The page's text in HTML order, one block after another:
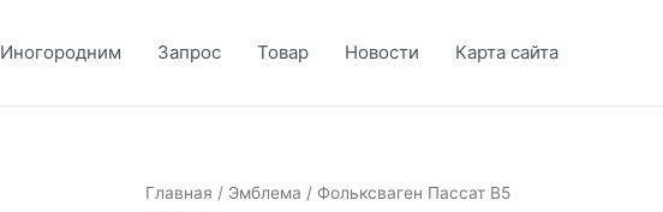
Иногородним Запрос Товар Новости Карта сайта
Главная / Эмблема / Фольксваген Пассат В5